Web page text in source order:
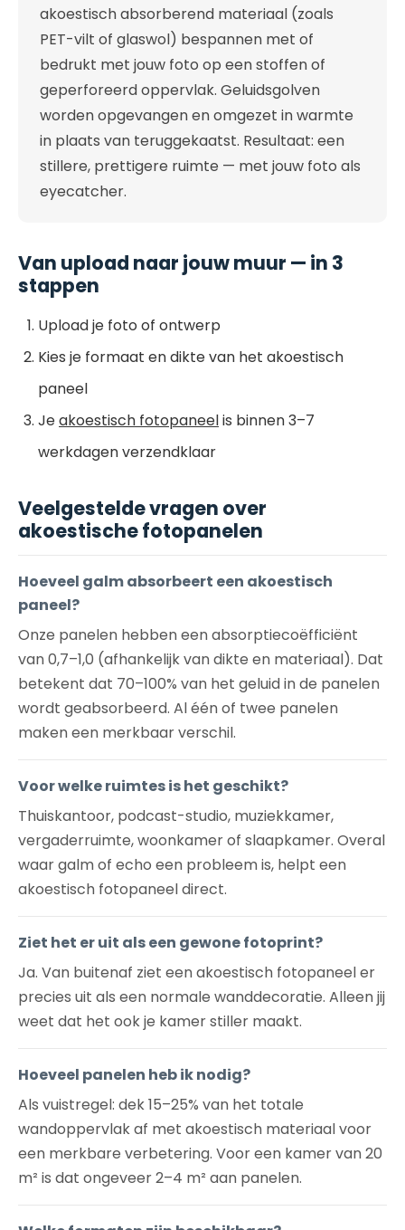
akoestisch absorberend materiaal (zoals
PET-vilt of glaswol) bespannen met of
bedrukt met jouw foto op een stoffen of
geperforeerd oppervlak. Geluidsgolven
worden opgevangen en omgezet in warmte
in plaats van teruggekaatst. Resultaat: een
stillere, prettigere ruimte — met jouw foto als
eyecatcher.
Van upload naar jouw muur — in 3
stappen
Upload je foto of ontwerp
Kies je formaat en dikte van het akoestisch
paneel
Jeakoestisch fotopaneelis binnen 3–7
werkdagen verzendklaar
Veelgestelde vragen over
akoestische fotopanelen
Hoeveel galm absorbeert een akoestisch
paneel?
Onze panelen hebben een absorptiecoëfficiënt
van 0,7–1,0 (afhankelijk van dikte en materiaal). Dat
betekent dat 70–100% van het geluid in de panelen
wordt geabsorbeerd. Al één of twee panelen
maken een merkbaar verschil.
Voor welke ruimtes is het geschikt?
Thuiskantoor, podcast-studio, muziekkamer,
vergaderruimte, woonkamer of slaapkamer. Overal
waar galm of echo een probleem is, helpt een
akoestisch fotopaneel direct.
Ziet het er uit als een gewone fotoprint?
Ja. Van buitenaf ziet een akoestisch fotopaneel er
precies uit als een normale wanddecoratie. Alleen jij
weet dat het ook je kamer stiller maakt.
Hoeveel panelen heb ik nodig?
Als vuistregel: dek 15–25% van het totale
wandoppervlak af met akoestisch materiaal voor
een merkbare verbetering. Voor een kamer van 20
m² is dat ongeveer 2–4 m² aan panelen.